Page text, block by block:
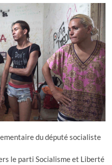
du député socialiste
le parti Socialisme et Liberté